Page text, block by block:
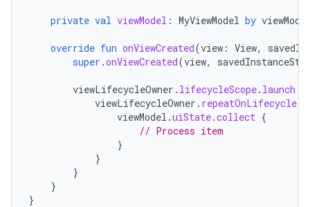
private val viewModel : MyViewModel by
override fun onViewCreated(view : View,
super .onViewCreated(view,
viewLifecycleOwner . lifecycleScope. launch
viewLifecycleOwner . repeatOnLifecycle
viewModel .uiState.collect {
// Process item
}
}
}
}
}